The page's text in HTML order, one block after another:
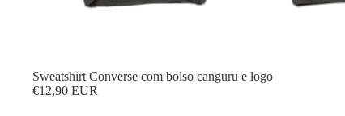
Sweatshirt Converse com bolso canguru e logo
€12,90 EUR